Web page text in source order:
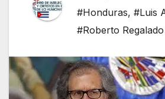
#Honduras, #Luis
#Roberto Regalado